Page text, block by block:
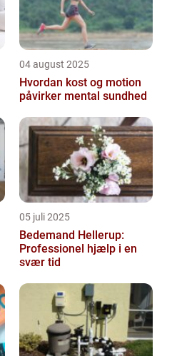
04 august 2025
Hvordan kost og motion
påvirker mental sundhed
05 juli 2025
Bedemand Hellerup:
Professionel hjælp i en
svær tid